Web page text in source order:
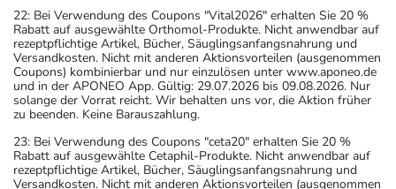
22: Bei Verwendung des Coupons "Vital2026" erhalten Sie 20 %
Rabatt auf ausgewählte Orthomol-Produkte. Nicht anwendbar auf
rezeptpflichtige Artikel, Bücher, Säuglingsanfangsnahrung und
Versandkosten. Nicht mit anderen Aktionsvorteilen (ausgenommen
Coupons) kombinierbar und nur einzulösen unter www.aponeo.de
und in der APONEO App. Gültig: 29.07.2026 bis 09.08.2026. Nur
solange der Vorrat reicht. Wir behalten uns vor, die Aktion früher
zu beenden. Keine Barauszahlung.
23: Bei Verwendung des Coupons "ceta20" erhalten Sie 20 %
Rabatt auf ausgewählte Cetaphil-Produkte. Nicht anwendbar auf
rezeptpflichtige Artikel, Bücher, Säuglingsanfangsnahrung und
Versandkosten. Nicht mit anderen Aktionsvorteilen (ausgenommen